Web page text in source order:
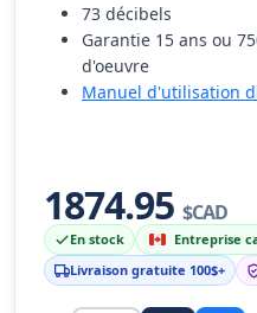
73 décibels
Garantie 15 ans ou
d'oeuvre
Manuel d'utilisation
1874.95$CAD
En stock
Entreprise
Livraison gratuite 100$+